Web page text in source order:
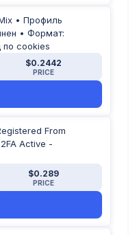
• Профиль
• Формат:
по cookies
$0.2442
PRICE
From
Active -
$0.289
PRICE